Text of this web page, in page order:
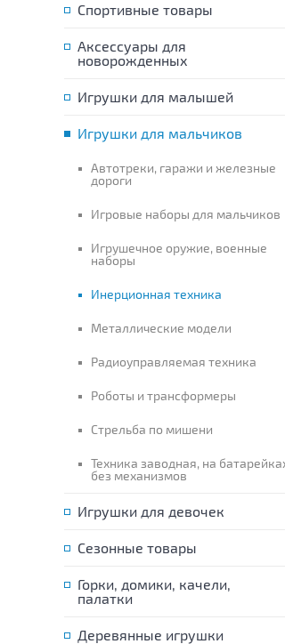
Спортивные товары
Аксессуары для
новорожденных
Игрушки для малышей
Игрушки для мальчиков
Автотреки, гаражи и железные
дороги
Игровые наборы для мальчиков
Игрушечное оружие, военные
наборы
Инерционная техника
Металлические модели
Радиоуправляемая техника
Роботы и трансформеры
Стрельба по мишени
Техника заводная, на
без механизмов
Игрушки для девочек
Сезонные товары
Горки, домики, качели,
палатки
Деревянные игрушки